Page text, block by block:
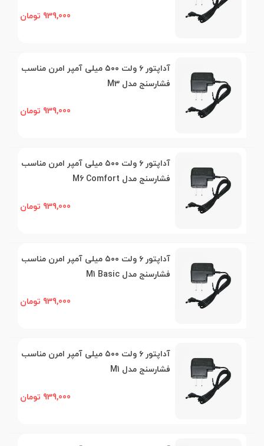
939,000 تومان
آداپتور ۶ ولت ۵۰۰ میلی آمپر امرن مناسب
فشارسنج مدل M3
939,000 تومان
آداپتور ۶ ولت ۵۰۰ میلی آمپر امرن مناسب
فشارسنج مدل M6 Comfort
939,000 تومان
آداپتور ۶ ولت ۵۰۰ میلی آمپر امرن مناسب
فشارسنج مدل M1 Basic
939,000 تومان
آداپتور ۶ ولت ۵۰۰ میلی آمپر امرن مناسب
فشارسنج مدل M1
939,000 تومان